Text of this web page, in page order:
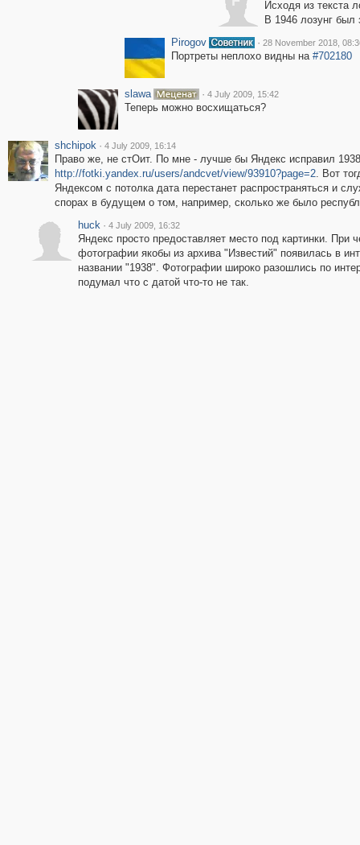
Исходя из текста
В 1946 лозунг был
Pirogov
· 28 November 2018,
Портреты неплохо видны на #702180
slawa · 4 July 2009, 15:42
Теперь можно восхищаться?
shchipok · 4 July 2009, 16:14
Право же, не стОит. По мне - лучше бы Яндекс исправил
http://fotki.yandex.ru/users/andcvet/view/93910?page=2. Вот
Яндексом с потолка дата перестанет распространяться и
спорах в будущем о том, например, сколько же было
huck · 4 July 2009, 16:32
Яндекс просто предоставляет место под картинки. При
фотографии якобы из архива "Известий" появилась в
названии "1938". Фотографии широко разошлись по
подумал что с датой что-то не так.